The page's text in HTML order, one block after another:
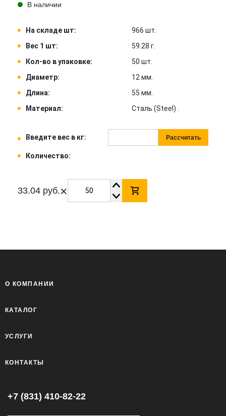
В наличии
На складе шт:
966 шт.
Вес 1 шт:
59.28 г.
Кол-во в упаковке:
50 шт.
Диаметр:
12 мм.
Длина:
55 мм.
Материал:
Сталь (Steel) .
Введите вес в кг: Рассчитать
Количество:
33.04 руб.×
О КОМПАНИИ
КАТАЛОГ
УСЛУГИ
КОНТАКТЫ
+7 (831) 410-82-22